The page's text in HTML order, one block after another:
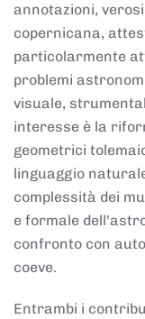
annotazioni,
copernicana,
particolarmente
problemi
visuale,
interesse è la
geometrici
linguaggio
complessità dei
e formale
confronto con
coeve.
Entrambi i